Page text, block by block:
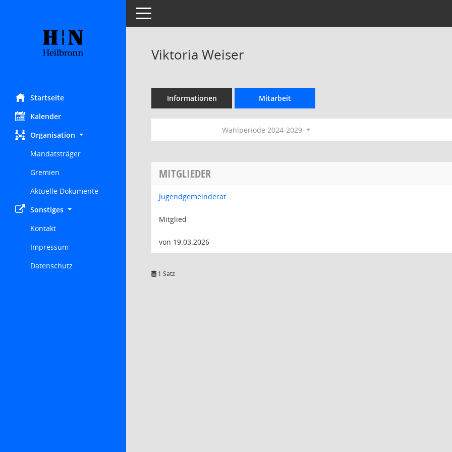
Startseite
Kalender
Organisation
Mandatsträger
Gremien
Aktuelle Dokumente
Sonstiges
Kontakt
Impressum
Datenschutz
Toggle navigation
Viktoria Weiser
Informationen Mitarbeit
Wahlperiode 2024-2029
MITGLIEDER
Jugendgemeinderat
Mitglied
von 19.03.2026
1 Satz